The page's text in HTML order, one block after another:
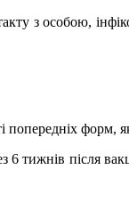
з особою,
попередніх форм,
після